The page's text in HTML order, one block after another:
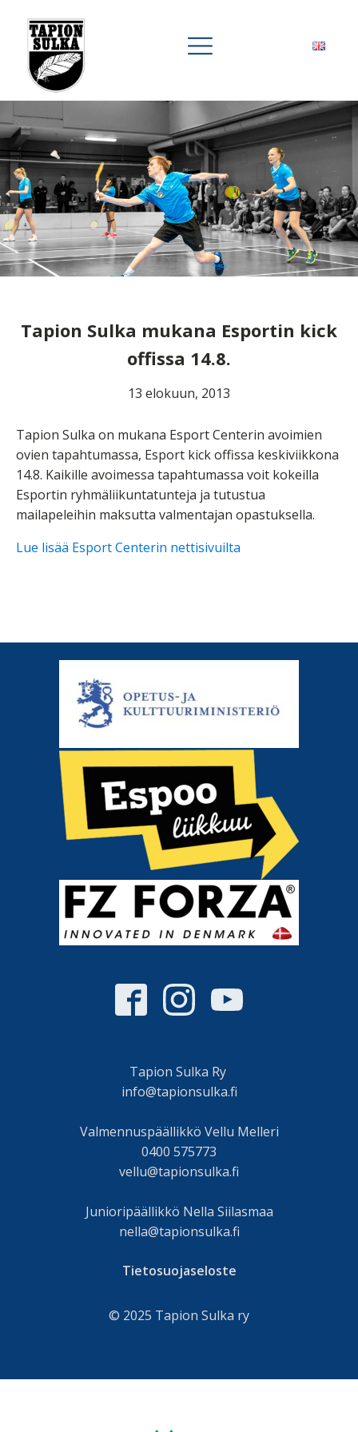
Tapion Sulka mukana Esportin kick
offissa 14.8.
13 elokuun, 2013
Tapion Sulka on mukana Esport Centerin avoimien
ovien tapahtumassa, Esport kick offissa keskiviikkona
14.8. Kaikille avoimessa tapahtumassa voit kokeilla
Esportin ryhmäliikuntatunteja ja tutustua
mailapeleihin maksutta valmentajan opastuksella.
Lue lisää Esport Centerin nettisivuilta
Tapion Sulka Ry
info@tapionsulka.fi
Valmennuspäällikkö Vellu Melleri
0400 575773
vellu@tapionsulka.fi
Junioripäällikkö Nella Siilasmaa
nella@tapionsulka.fi
Tietosuojaseloste
© 2025 Tapion Sulka ry